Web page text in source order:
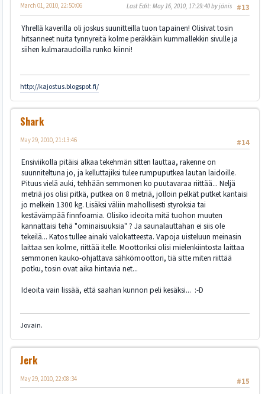
#13
March 01, 2010, 22:50:06 Last Edit: May 16, 2010, 17:29:40 by jänis
Yhrellä kaverilla oli joskus suunitteilla tuon tapainen! Olisivat tosin
hitsanneet nuita tynnyreitä kolme peräkkäin kummallekkin sivulle ja
siihen kulmaraudoilla runko kiinni!
http://kajostus.blogspot.fi/
Shark
#14
May 29, 2010, 21:13:46
Ensiviikolla pitäisi alkaa tekehmän sitten lauttaa, rakenne on
suunniteltuna jo, ja kelluttajiksi tulee rumpuputkea lautan laidoille.
Pituus vielä auki, tehhään semmonen ko puutavaraa riittää... Neljä
metriä jos olisi pitkä, putkea on 8 metriä, jolloin pelkät putket kantaisi
jo melkein 1300 kg. Lisäksi väliin mahollisesti styroksia tai
kestävämpää finnfoamia. Olisiko ideoita mitä tuohon muuten
kannattaisi tehä "ominaisuuksia" ? Ja saunalauttahan ei siis ole
tekeilä... Katos tullee ainaki valokatteesta. Vapoja uisteluun meinasin
laittaa sen kolme, riittää itelle. Moottoriksi olisi mielenkiintosta laittaa
semmonen kauko-ohjattava sähkömoottori, tiä sitte miten riittää
potku, tosin ovat aika hintavia net...
Ideoita vain lissää, että saahan kunnon peli kesäksi... :-D
Jovain.
Jerk
#15
May 29, 2010, 22:08:34